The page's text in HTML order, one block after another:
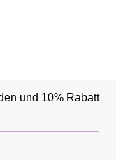
und 10% Rabatt